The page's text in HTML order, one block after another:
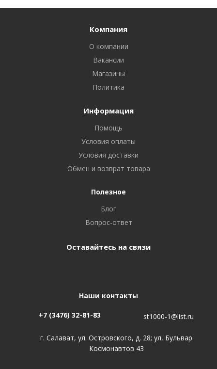
Компания
О компании
Вакансии
Магазины
Политика
Информация
Помощь
Условия оплаты
Условия доставки
Обмен и возврат товара
Полезное
Блог
Вопрос-ответ
Оставайтесь на связи
Наши контакты
+7 (3476) 32-81-83 st1000-1@list.ru
г. Салават, ул. Островского, д. 28; ул, Бульвар
Космонавтов 43